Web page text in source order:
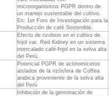
microorganismos PGPR dentro de
un manejo sustentable del cultivo.
En: 1er Foro de Investigación para la
Producción de café Sostenible.
Efecto de rizobios en el cultivo de
frijol var. Red Kidney en un sistema
intercalado café-frijol en la selva alta
del Perú.
Potencial PGPR de actinomicetos
aislados de la rizósfera de Coffea
arabica proveniente de la selva alta
del Perú
Inhibición de la germinación de